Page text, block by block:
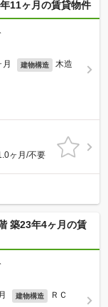
11ヶ月の賃貸物件
建物構造 木造
ヶ月/不要
築23年4ヶ月の賃
建物構造 ＲＣ